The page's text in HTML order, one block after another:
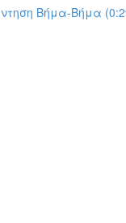
Βήμα-Βήμα